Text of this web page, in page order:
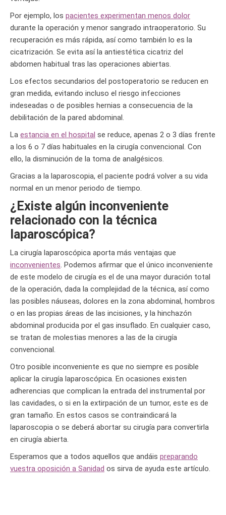
Por ejemplo, los pacientes experimentan menos dolor
durante la operación y menor sangrado intraoperatorio. Su
recuperación es más rápida, así como también lo es la
cicatrización. Se evita así la antiestética cicatriz del
abdomen habitual tras las operaciones abiertas.
Los efectos secundarios del postoperatorio se reducen en
gran medida, evitando incluso el riesgo infecciones
indeseadas o de posibles hernias a consecuencia de la
debilitación de la pared abdominal.
La estancia en el hospital se reduce, apenas 2 o 3 días frente
a los 6 o 7 días habituales en la cirugía convencional. Con
ello, la disminución de la toma de analgésicos.
Gracias a la laparoscopia, el paciente podrá volver a su vida
normal en un menor periodo de tiempo.
¿Existe algún inconveniente
relacionado con la técnica
laparoscópica?
La cirugía laparoscópica aporta más ventajas que
inconvenientes. Podemos afirmar que el único inconveniente
de este modelo de cirugía es el de una mayor duración total
de la operación, dada la complejidad de la técnica, así como
las posibles náuseas, dolores en la zona abdominal, hombros
o en las propias áreas de las incisiones, y la hinchazón
abdominal producida por el gas insuflado. En cualquier caso,
se tratan de molestias menores a las de la cirugía
convencional.
Otro posible inconveniente es que no siempre es posible
aplicar la cirugía laparoscópica. En ocasiones existen
adherencias que complican la entrada del instrumental por
las cavidades, o si en la extirpación de un tumor, este es de
gran tamaño. En estos casos se contraindicará la
laparoscopia o se deberá abortar su cirugía para convertirla
en cirugía abierta.
Esperamos que a todos aquellos que andáis preparando
vuestra oposición a Sanidad os sirva de ayuda este artículo.